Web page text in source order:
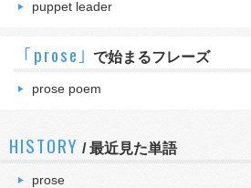
puppet leader
｢prose｣ で始まるフレーズ
prose poem
HISTORY /最近見た単語
prose